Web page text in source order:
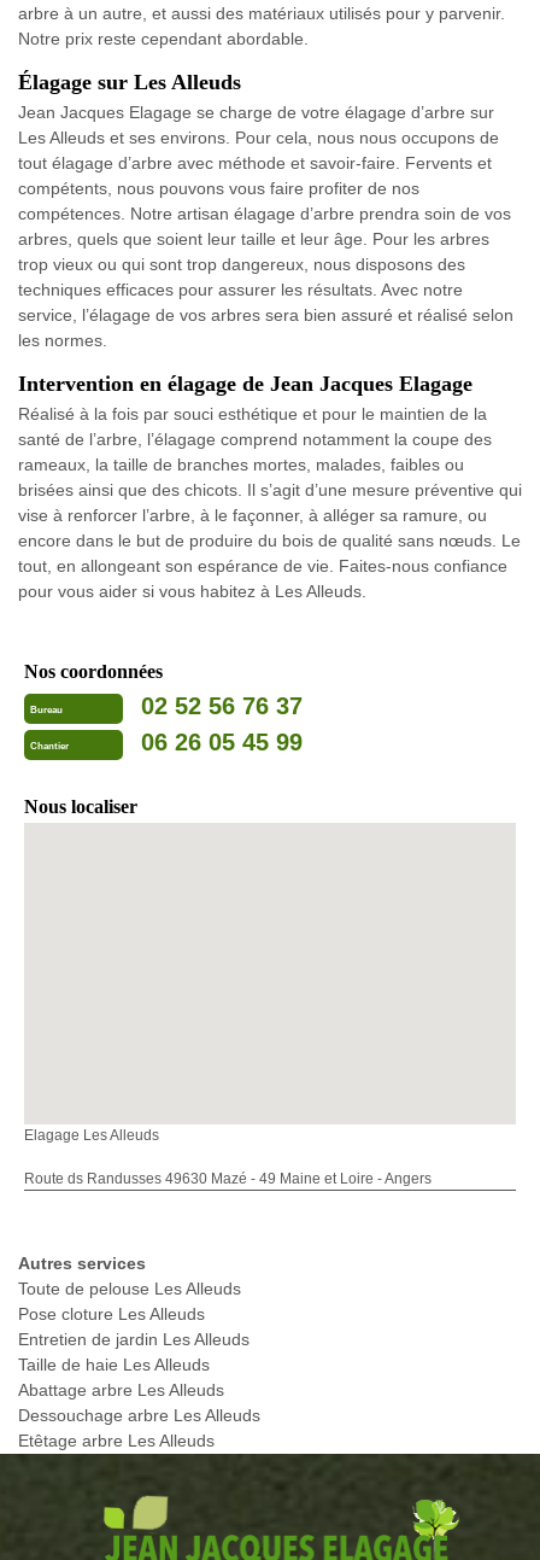
arbre à un autre, et aussi des matériaux utilisés pour y parvenir.
Notre prix reste cependant abordable.
Élagage sur Les Alleuds
Jean Jacques Elagage se charge de votre élagage d’arbre sur
Les Alleuds et ses environs. Pour cela, nous nous occupons de
tout élagage d’arbre avec méthode et savoir-faire. Fervents et
compétents, nous pouvons vous faire profiter de nos
compétences. Notre artisan élagage d’arbre prendra soin de vos
arbres, quels que soient leur taille et leur âge. Pour les arbres
trop vieux ou qui sont trop dangereux, nous disposons des
techniques efficaces pour assurer les résultats. Avec notre
service, l’élagage de vos arbres sera bien assuré et réalisé selon
les normes.
Intervention en élagage de Jean Jacques Elagage
Réalisé à la fois par souci esthétique et pour le maintien de la
santé de l’arbre, l’élagage comprend notamment la coupe des
rameaux, la taille de branches mortes, malades, faibles ou
brisées ainsi que des chicots. Il s’agit d’une mesure préventive qui
vise à renforcer l’arbre, à le façonner, à alléger sa ramure, ou
encore dans le but de produire du bois de qualité sans nœuds. Le
tout, en allongeant son espérance de vie. Faites-nous confiance
pour vous aider si vous habitez à Les Alleuds.
Nos coordonnées
Bureau 02 52 56 76 37
Chantier 06 26 05 45 99
Nous localiser
Elagage Les Alleuds
Route ds Randusses 49630 Mazé - 49 Maine et Loire - Angers
Autres services
Toute de pelouse Les Alleuds
Pose cloture Les Alleuds
Entretien de jardin Les Alleuds
Taille de haie Les Alleuds
Abattage arbre Les Alleuds
Dessouchage arbre Les Alleuds
Etêtage arbre Les Alleuds